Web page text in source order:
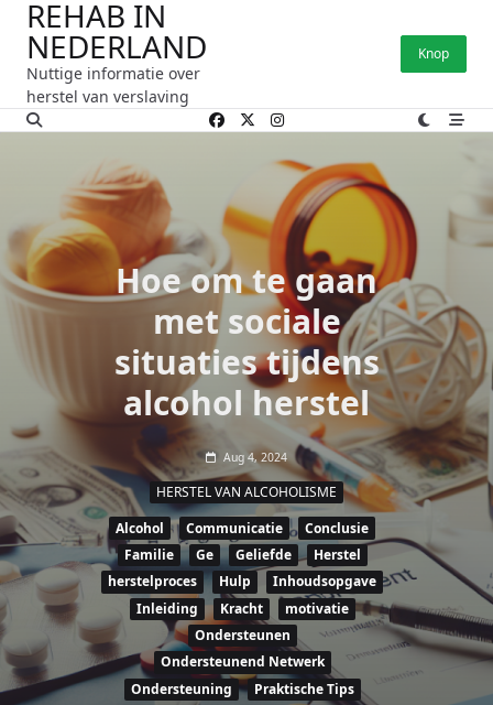
naar
inhoud
REHAB IN
NEDERLAND
Nuttige informatie over
herstel van verslaving
Knop
Hoe om te gaan
met sociale
situaties tijdens
alcohol herstel
Aug 4, 2024
HERSTEL VAN ALCOHOLISME
Alcohol
Communicatie
Conclusie
Familie
Ge Geliefde
Herstel
herstelproces
Hulp
Inhoudsopgave
Inleiding
Kracht
motivatie
Ondersteunen
Ondersteunend Netwerk
Ondersteuning
Praktische Tips